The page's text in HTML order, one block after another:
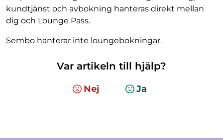
kundtjänst och avbokning hanteras direkt mellan
dig och Lounge Pass.
Sembo hanterar inte loungebokningar.
Var artikeln till hjälp?
Nej Ja